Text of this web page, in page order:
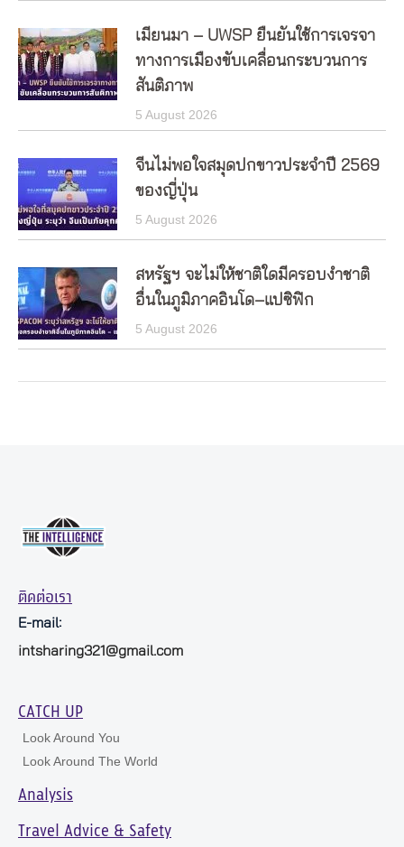
เมียนมา – UWSP ยืนยันใช้การเจรจา
ทางการเมืองขับเคลื่อนกระบวนการ
สันติภาพ
5 August 2026
จีนไม่พอใจสมุดปกขาวประจำปี 2569
ของญี่ปุ่น
5 August 2026
สหรัฐฯ จะไม่ให้ชาติใดมีครอบงำชาติ
อื่นในภูมิภาคอินโด–แปซิฟิก
5 August 2026
ติดต่อเรา
E-mail:
intsharing321@gmail.com
CATCH UP
Look Around You
Look Around The World
Analysis
Travel Advice & Safety